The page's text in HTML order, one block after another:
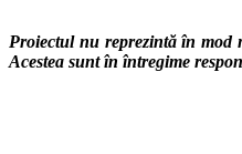
Proiectul nu reprezintă în mod
Acestea sunt în întregime